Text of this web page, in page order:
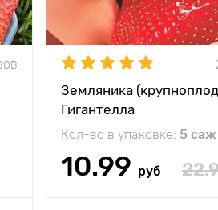
Земляника
Гигантелла
Кол-во в упаковке: 5 саж
10.99 руб